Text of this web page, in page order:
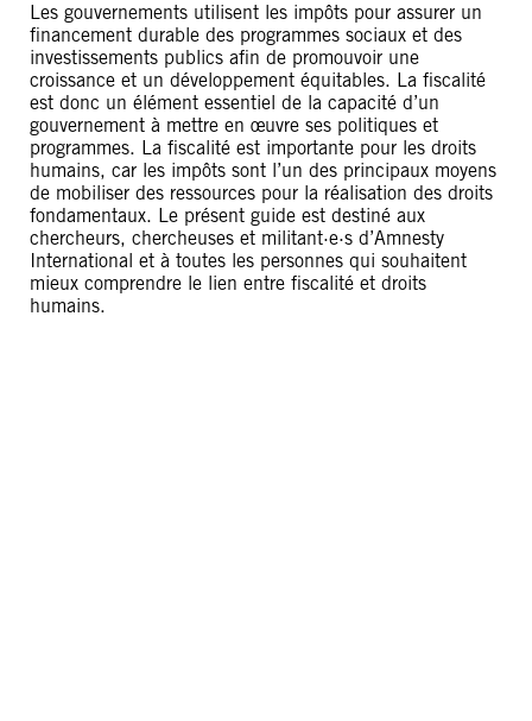
Les gouvernements utilisent les impôts pour assurer un
financement durable des programmes sociaux et des
investissements publics afin de promouvoir une
croissance et un développement équitables. La fiscalité
est donc un élément essentiel de la capacité d’un
gouvernement à mettre en œuvre ses politiques et
programmes. La fiscalité est importante pour les droits
humains, car les impôts sont l’un des principaux moyens
de mobiliser des ressources pour la réalisation des droits
fondamentaux. Le présent guide est destiné aux
chercheurs, chercheuses et militant·e·s d’Amnesty
International et à toutes les personnes qui souhaitent
mieux comprendre le lien entre fiscalité et droits
humains.